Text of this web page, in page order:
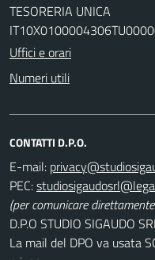
TESORERIA UNICA
Uffici e orari
Numeri utili
CONTATTI D.P.O.
E-mail:
PEC:
(per comunicare
D.P.O STUDIO SIGAUDO
La mail del DPO va usata